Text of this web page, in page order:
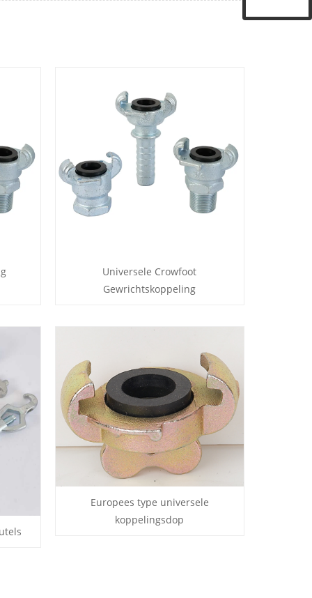
Universele Crowfoot
Gewrichtskoppeling
Europees type universele
koppelingsdop